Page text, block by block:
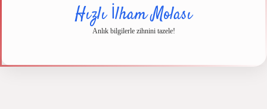
Hızlı İlham Molası
Anlık bilgilerle zihnini tazele!